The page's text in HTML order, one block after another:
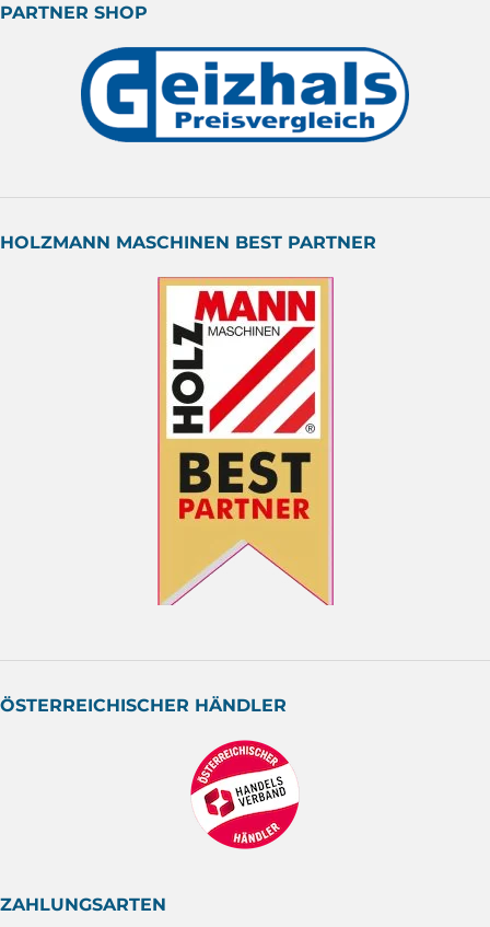
PARTNER SHOP
HOLZMANN MASCHINEN BEST PARTNER
ÖSTERREICHISCHER HÄNDLER
ZAHLUNGSARTEN